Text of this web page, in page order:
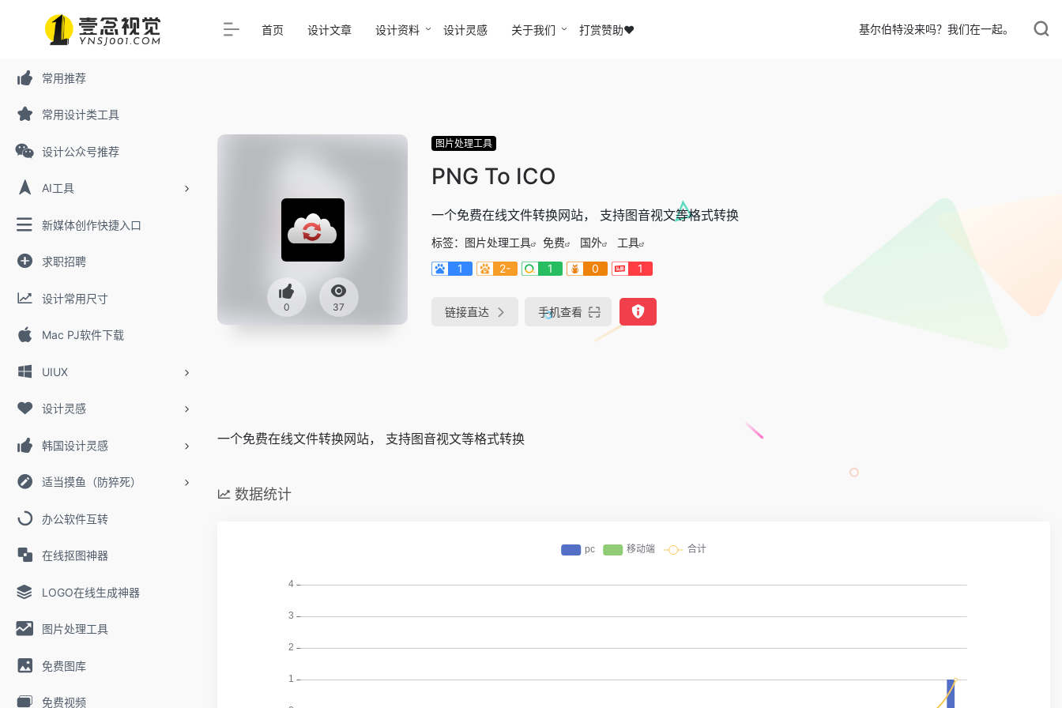
常用推荐
常用设计类工具
设计公众号推荐
AI工具
新媒体创作快捷入口
求职招聘
设计常用尺寸
Mac PJ软件下载
UIUX
设计灵感
韩国设计灵感
适当摸鱼（防猝死）
办公软件互转
在线抠图神器
LOGO在线生成神器
图片处理工具
免费图库
免费视频
首页 设计文章 设计资料 设计灵感 关于我们 打赏赞助❤️ 基尔伯特没来吗？我们在一起。
0 37
图片处理工具
PNG To ICO
一个免费在线文件转换网站， 支持图音视文等格式转换
标签： 图片处理工具 免费 国外
工具
1
2- 1 0 1
链接直达 手机查看
一个免费在线文件转换网站， 支持图音视文等格式转换
数据统计